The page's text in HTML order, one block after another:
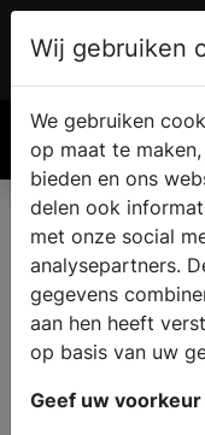
Wij gebruiken
We gebruiken
op maat te
bieden en ons
delen ook
met onze social
analysepartners.
gegevens
aan hen heeft
op basis van uw
Geef uw voorkeur